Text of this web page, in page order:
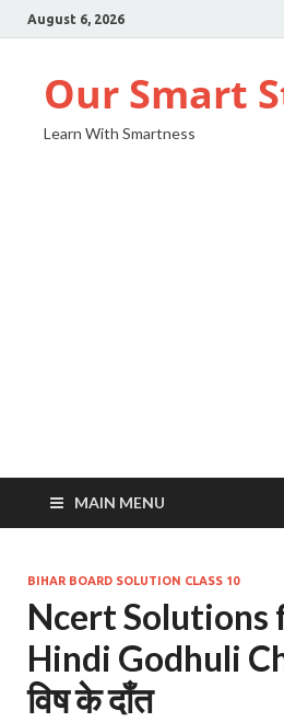
August 6, 2026
Our Smart
Learn With Smartness
MAIN MENU
BIHAR BOARD SOLUTION CLASS 10
Ncert Solutions
Hindi Godhuli
विष के दाँत